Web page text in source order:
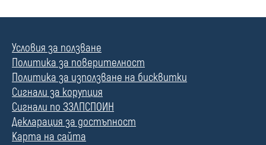
Условия за ползване
Политика за поверителност
Политика за използване на бисквитки
Сигнали за корупция
Сигнали по ЗЗЛПСПОИН
Декларация за достъпност
Карта на сайта